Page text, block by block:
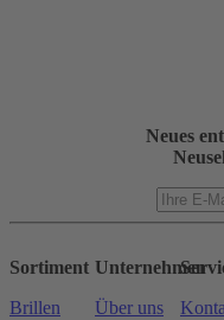
Neues
Sortiment
Brillen
Unternehmen
Über uns